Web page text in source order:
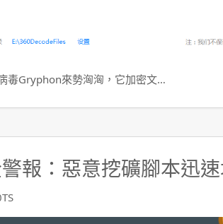
毒Gryphon來勢洶洶，它加密文…
報：惡意挖礦腳本迅